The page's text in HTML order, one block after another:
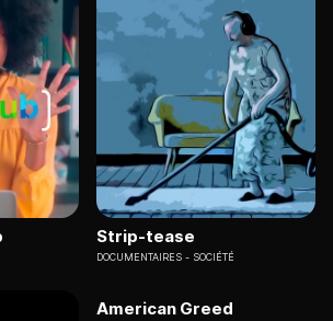
Strip-tease
DOCUMENTAIRES SOCIÉTÉ
American Greed